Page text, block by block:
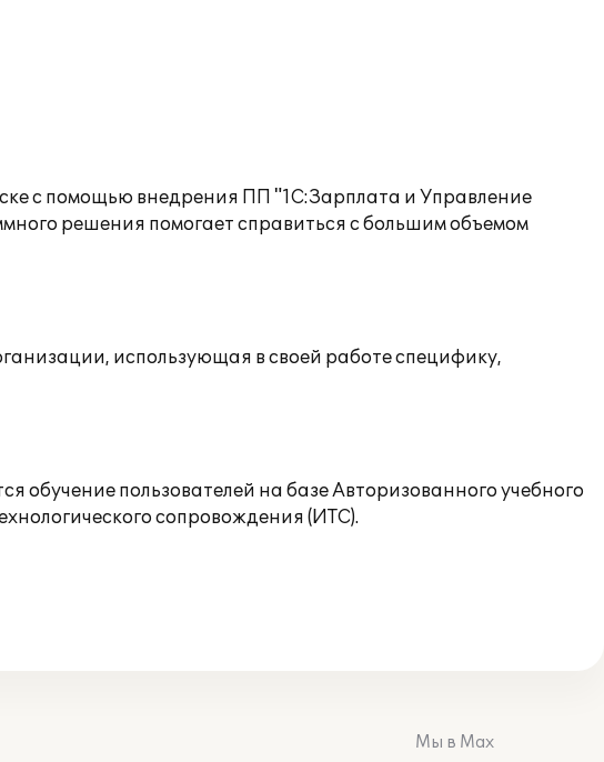
с помощью внедрения ПП "1С:Зарплата и Управление
решения помогает справиться с большим объемом
использующая в своей работе специфику,
обучение пользователей на базе Авторизованного учебного
сопровождения (ИТС).
Мы в Max